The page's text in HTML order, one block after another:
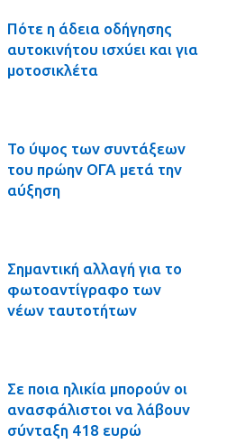
Πότε η άδεια οδήγησης
αυτοκινήτου ισχύει και για
μοτοσικλέτα
Το ύψος των συντάξεων
του πρώην ΟΓΑ μετά την
αύξηση
Σημαντική αλλαγή για το
φωτοαντίγραφο των
νέων ταυτοτήτων
Σε ποια ηλικία μπορούν οι
ανασφάλιστοι να λάβουν
σύνταξη 418 ευρώ